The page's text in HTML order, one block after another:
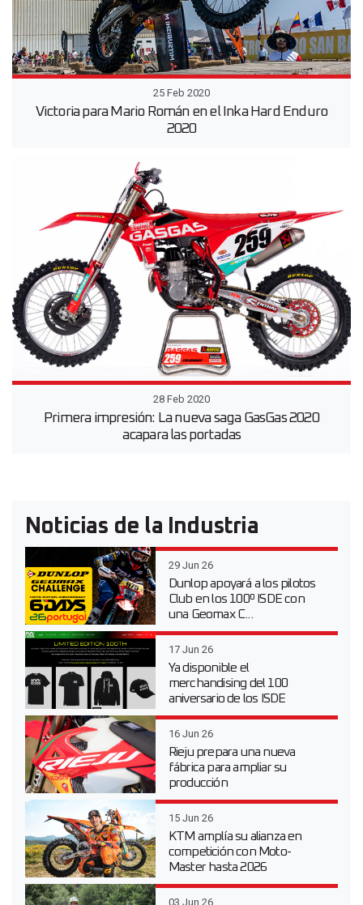
25 Feb 2020
Victoria para Mario Román en el Inka Hard Enduro
2020
28 Feb 2020
Primera impresión: La nueva saga GasGas 2020
acapara las portadas
Noticias de la Industria
29 Jun 26
Dunlop apoyará a los pilotos
Club en los 100º ISDE con
una Geomax C...
17 Jun 26
Ya disponible el
merchandising del 100
aniversario de los ISDE
16 Jun 26
Rieju prepara una nueva
fábrica para ampliar su
producción
15 Jun 26
KTM amplía su alianza en
competición con Moto-
Master hasta 2026
03 Jun 26